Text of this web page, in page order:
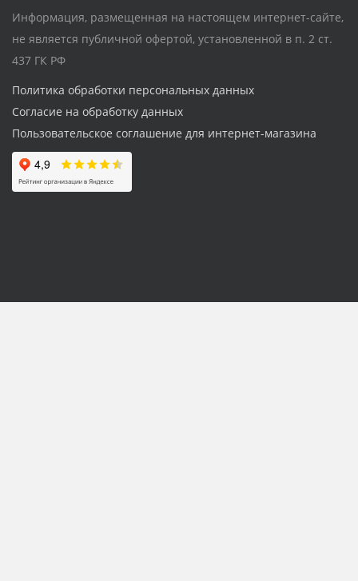
Информация, размещенная на настоящем интернет-сайте,
не является публичной офертой, установленной в п. 2 ст.
437 ГК РФ
Политика обработки персональных данных
Согласие на обработку данных
Пользовательское соглашение для интернет-магазина